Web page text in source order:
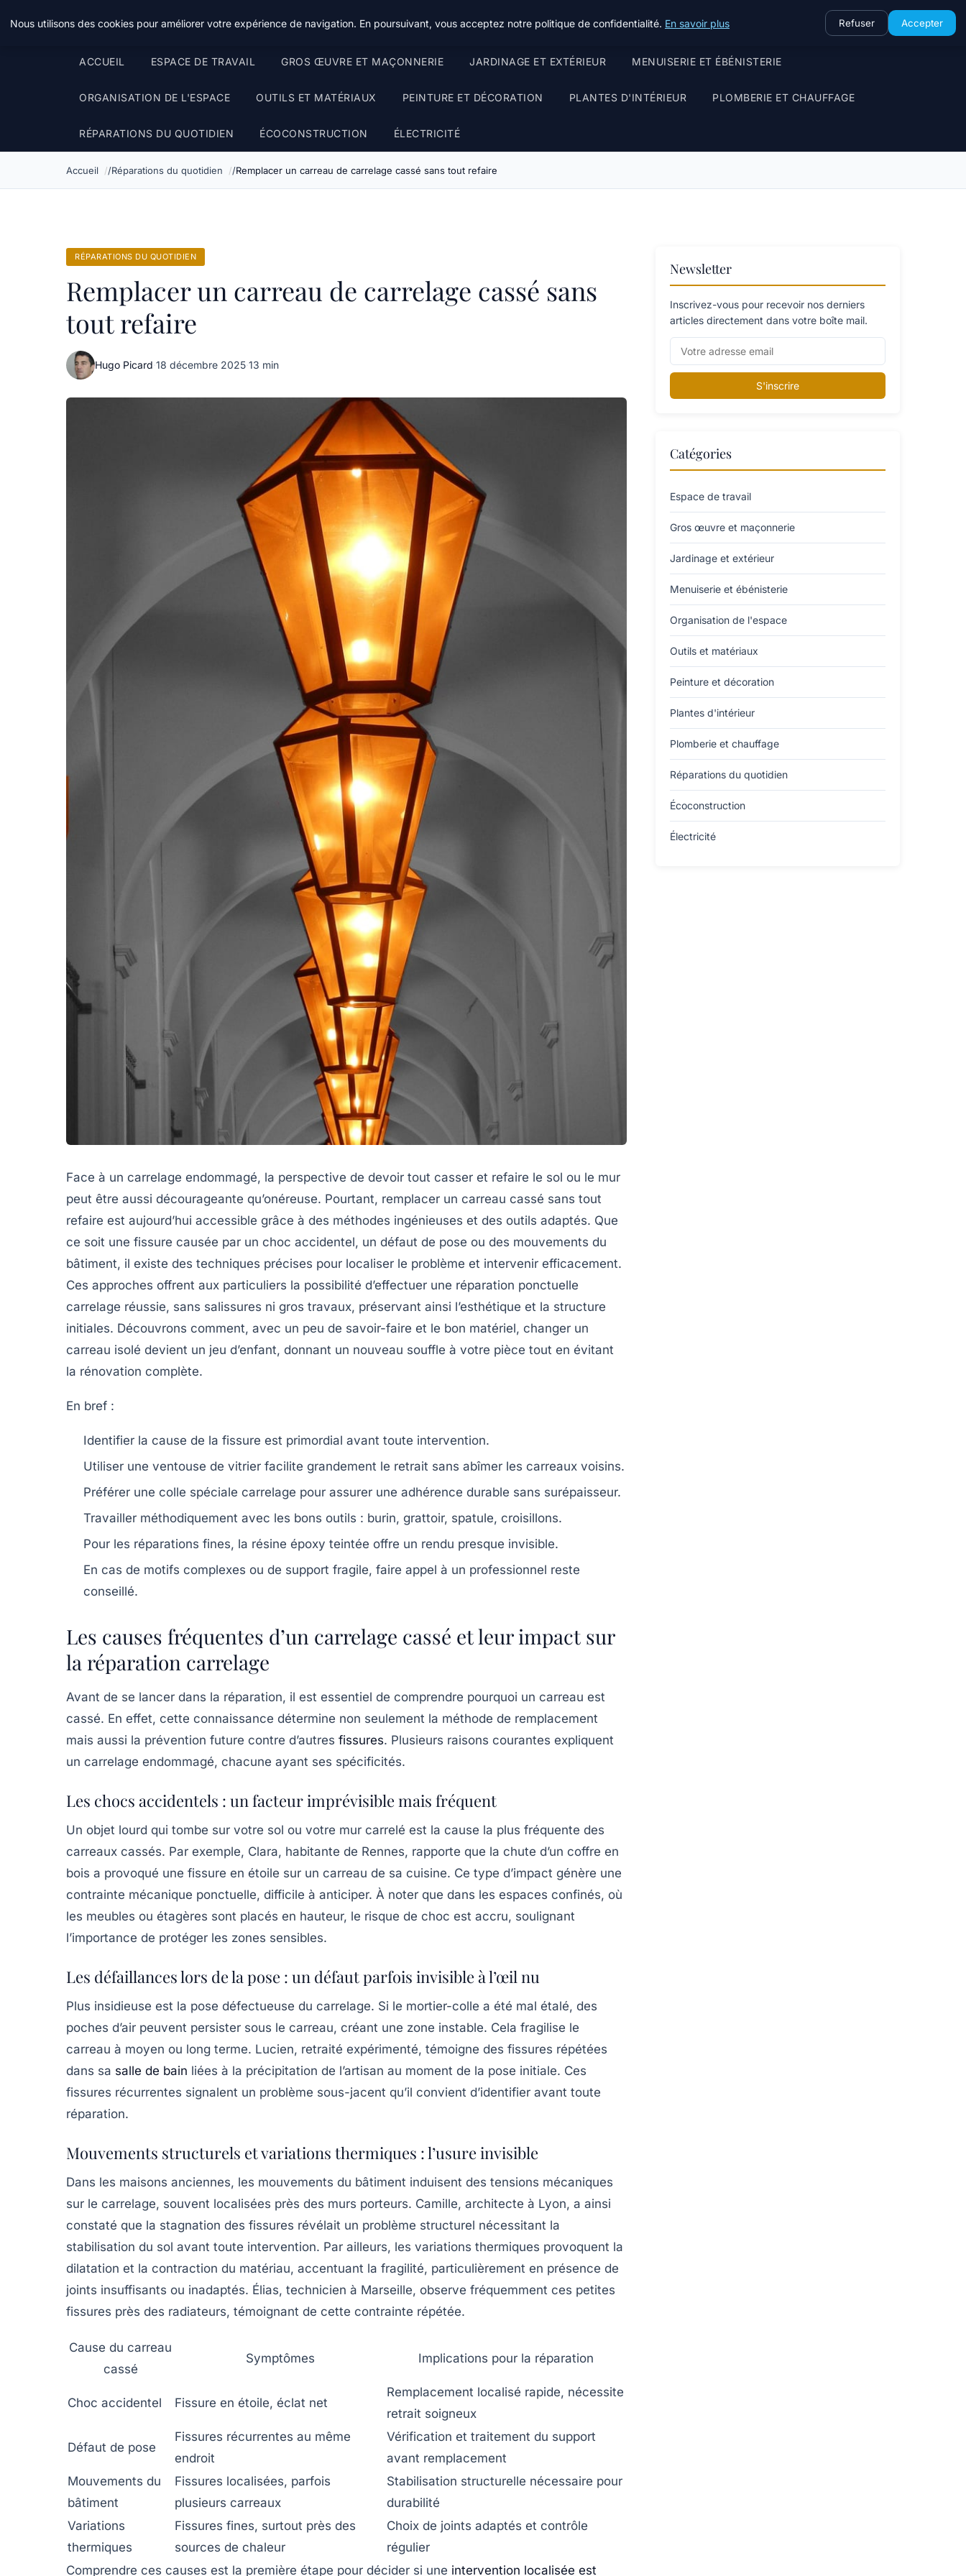
Le Temps Des Travaux
ACCUEIL ESPACE DE TRAVAIL GROS ŒUVRE ET MAÇONNERIE JARDINAGE ET EXTÉRIEUR MENUISERIE ET ÉBÉNISTERIE
ORGANISATION DE L'ESPACE OUTILS ET MATÉRIAUX PEINTURE ET DÉCORATION PLANTES D'INTÉRIEUR PLOMBERIE ET CHAUFFAGE
RÉPARATIONS DU QUOTIDIEN ÉCOCONSTRUCTION ÉLECTRICITÉ
Accueil Réparations du quotidien Remplacer un carreau de carrelage cassé sans tout refaire
RÉPARATIONS DU QUOTIDIEN
Remplacer un carreau de carrelage cassé sans
tout refaire
Hugo Picard·18 décembre 2025·13 min
Face à un carrelage endommagé, la perspective de devoir tout casser et refaire le sol ou le mur
peut être aussi décourageante qu’onéreuse. Pourtant, remplacer un carreau cassé sans tout
refaire est aujourd’hui accessible grâce à des méthodes ingénieuses et des outils adaptés. Que
ce soit une fissure causée par un choc accidentel, un défaut de pose ou des mouvements du
bâtiment, il existe des techniques précises pour localiser le problème et intervenir efficacement.
Ces approches offrent aux particuliers la possibilité d’effectuer une réparation ponctuelle
carrelage réussie, sans salissures ni gros travaux, préservant ainsi l’esthétique et la structure
initiales. Découvrons comment, avec un peu de savoir-faire et le bon matériel, changer un
carreau isolé devient un jeu d’enfant, donnant un nouveau souffle à votre pièce tout en évitant
la rénovation complète.
En bref :
Identifier la cause de la fissure est primordial avant toute intervention.
Utiliser une ventouse de vitrier facilite grandement le retrait sans abîmer les carreaux voisins.
Préférer une colle spéciale carrelage pour assurer une adhérence durable sans surépaisseur.
Travailler méthodiquement avec les bons outils : burin, grattoir, spatule, croisillons.
Pour les réparations fines, la résine époxy teintée offre un rendu presque invisible.
En cas de motifs complexes ou de support fragile, faire appel à un professionnel reste
conseillé.
Les causes fréquentes d’un carrelage cassé et leur impact sur
la réparation carrelage
Avant de se lancer dans la réparation, il est essentiel de comprendre pourquoi un carreau est
cassé. En effet, cette connaissance détermine non seulement la méthode de remplacement
mais aussi la prévention future contre d’autres fissures. Plusieurs raisons courantes expliquent
un carrelage endommagé, chacune ayant ses spécificités.
Les chocs accidentels : un facteur imprévisible mais fréquent
Un objet lourd qui tombe sur votre sol ou votre mur carrelé est la cause la plus fréquente des
carreaux cassés. Par exemple, Clara, habitante de Rennes, rapporte que la chute d’un coffre en
bois a provoqué une fissure en étoile sur un carreau de sa cuisine. Ce type d’impact génère une
contrainte mécanique ponctuelle, difficile à anticiper. À noter que dans les espaces confinés, où
les meubles ou étagères sont placés en hauteur, le risque de choc est accru, soulignant
l’importance de protéger les zones sensibles.
Les défaillances lors de la pose : un défaut parfois invisible à l’œil nu
Plus insidieuse est la pose défectueuse du carrelage. Si le mortier-colle a été mal étalé, des
poches d’air peuvent persister sous le carreau, créant une zone instable. Cela fragilise le
carreau à moyen ou long terme. Lucien, retraité expérimenté, témoigne des fissures répétées
dans sa salle de bain liées à la précipitation de l’artisan au moment de la pose initiale. Ces
fissures récurrentes signalent un problème sous-jacent qu’il convient d’identifier avant toute
réparation.
Mouvements structurels et variations thermiques : l’usure invisible
Dans les maisons anciennes, les mouvements du bâtiment induisent des tensions mécaniques
sur le carrelage, souvent localisées près des murs porteurs. Camille, architecte à Lyon, a ainsi
constaté que la stagnation des fissures révélait un problème structurel nécessitant la
stabilisation du sol avant toute intervention. Par ailleurs, les variations thermiques provoquent la
dilatation et la contraction du matériau, accentuant la fragilité, particulièrement en présence de
joints insuffisants ou inadaptés. Élias, technicien à Marseille, observe fréquemment ces petites
fissures près des radiateurs, témoignant de cette contrainte répétée.
Cause du carreau
cassé
Symptômes Implications pour la réparation
Choc accidentel Fissure en étoile, éclat net
Remplacement localisé rapide, nécessite
retrait soigneux
Défaut de pose
Fissures récurrentes au même
endroit
Vérification et traitement du support
avant remplacement
Mouvements du
bâtiment
Fissures localisées, parfois
plusieurs carreaux
Stabilisation structurelle nécessaire pour
durabilité
Variations
thermiques
Fissures fines, surtout près des
sources de chaleur
Choix de joints adaptés et contrôle
régulier
Comprendre ces causes est la première étape pour décider si une intervention localisée est
Newsletter
Inscrivez-vous pour recevoir nos derniers
articles directement dans votre boîte mail.
S'inscrire
Catégories
Espace de travail
Gros œuvre et maçonnerie
Jardinage et extérieur
Menuiserie et ébénisterie
Organisation de l'espace
Outils et matériaux
Peinture et décoration
Plantes d'intérieur
Plomberie et chauffage
Réparations du quotidien
Écoconstruction
Électricité
Nous utilisons des cookies pour améliorer votre expérience de navigation. En poursuivant, vous acceptez notre politique de confidentialité. En savoir plus Refuser Accepter